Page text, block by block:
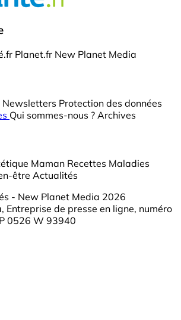
Planet.fr New Planet Media
Newsletters Protection des données
Qui sommes-nous ? Archives
Maman Recettes Maladies
être Actualités
- New Planet Media 2026
Entreprise de presse en ligne, numéro
0526 W 93940